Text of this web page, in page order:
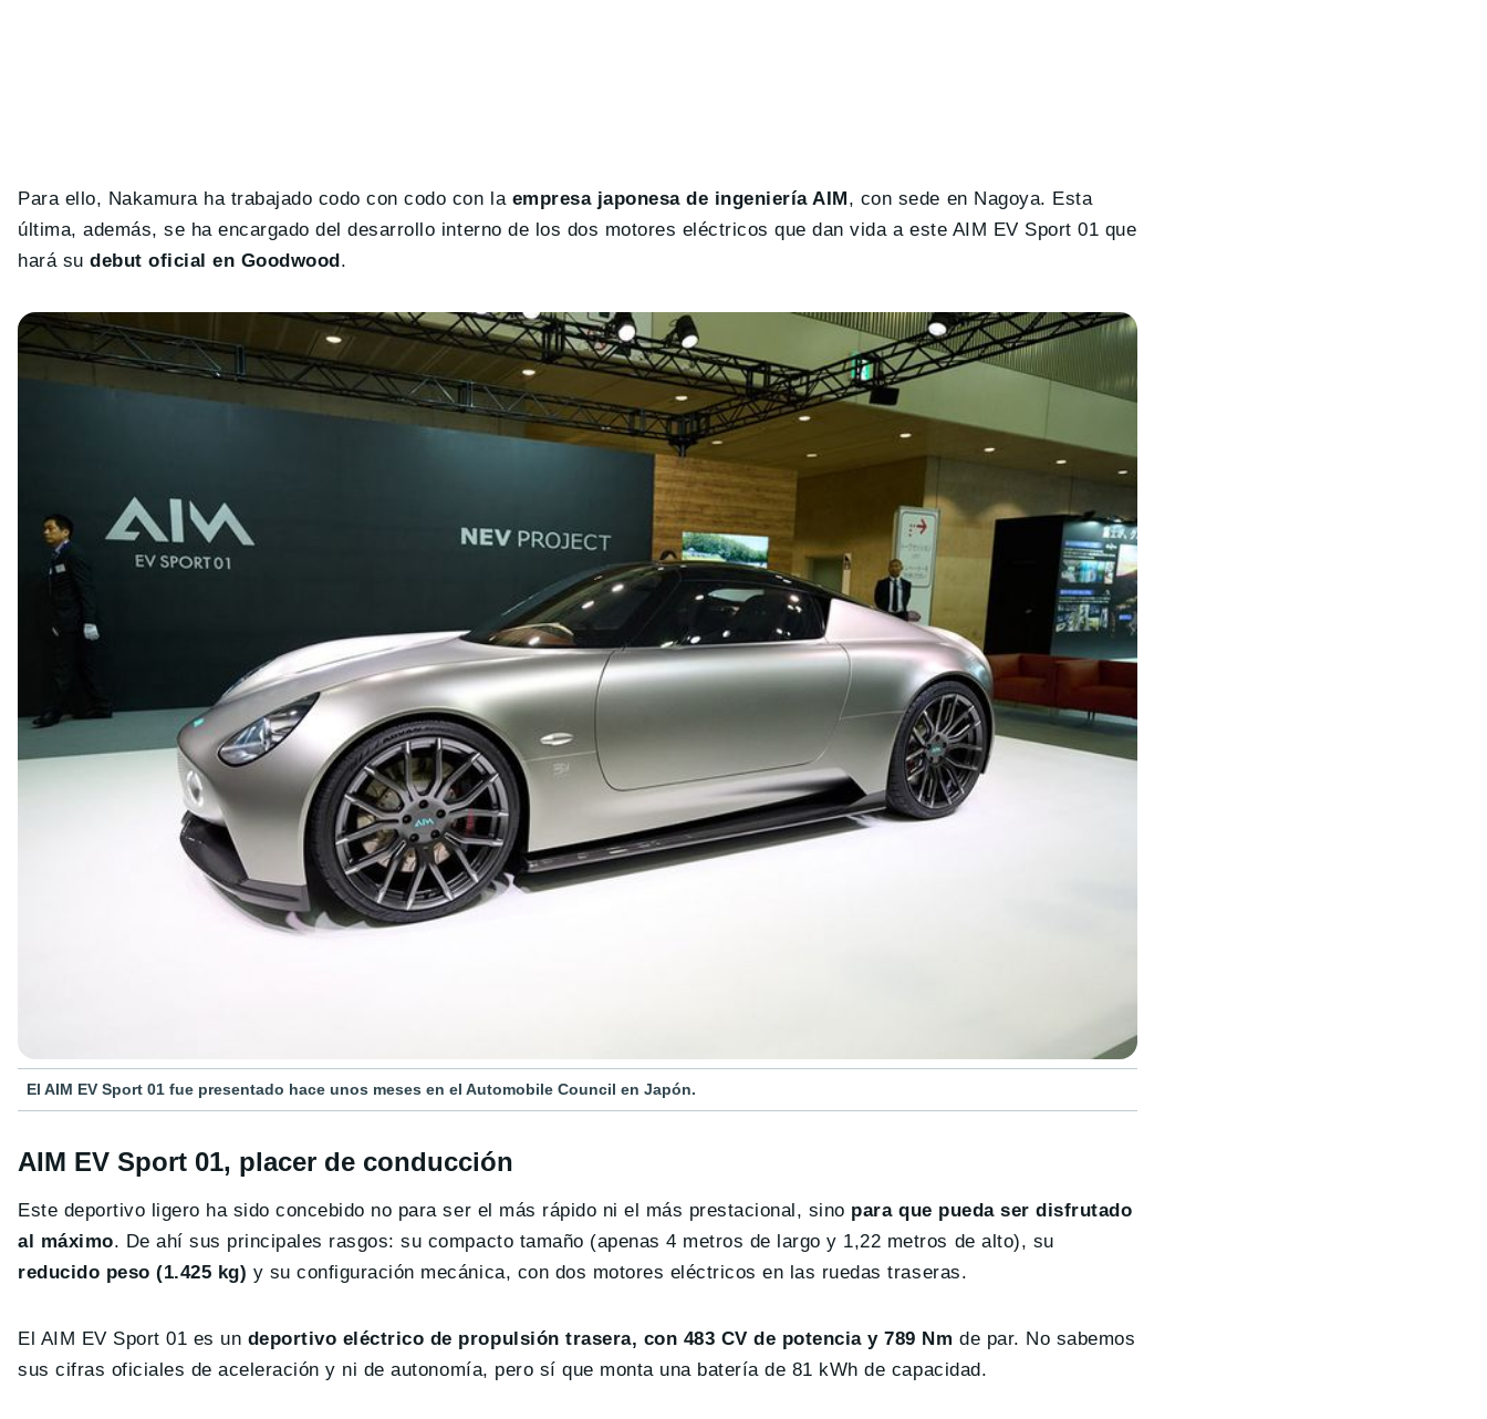
Para ello, Nakamura ha trabajado codo con codo con la empresa japonesa de ingeniería AIM , con sede en Nagoya. Esta
última, además, se ha encargado del desarrollo interno de los dos motores eléctricos que dan vida a este AIM EV Sport 01 que
hará sudebut oficial en Goodwood .
El AIM EV Sport 01 fue presentado hace unos meses en el Automobile Council en Japón.
AIM EV Sport 01, placer de conducción
Este deportivo ligero ha sido concebido no para ser el más rápido ni el más prestacional, sino para que pueda ser disfrutado
al máximo. De ahí sus principales rasgos: su compacto tamaño (apenas 4 metros de largo y 1,22 metros de alto), su
reducido peso (1.425 kg) y su configuración mecánica, con dos motores eléctricos en las ruedas traseras.
El AIM EV Sport 01 es un deportivo eléctrico de propulsión trasera, con 483 CV de potencia y 789 Nm de par. No sabemos
sus cifras oficiales de aceleración y ni de autonomía, pero sí que monta una batería de 81 kWh de capacidad.